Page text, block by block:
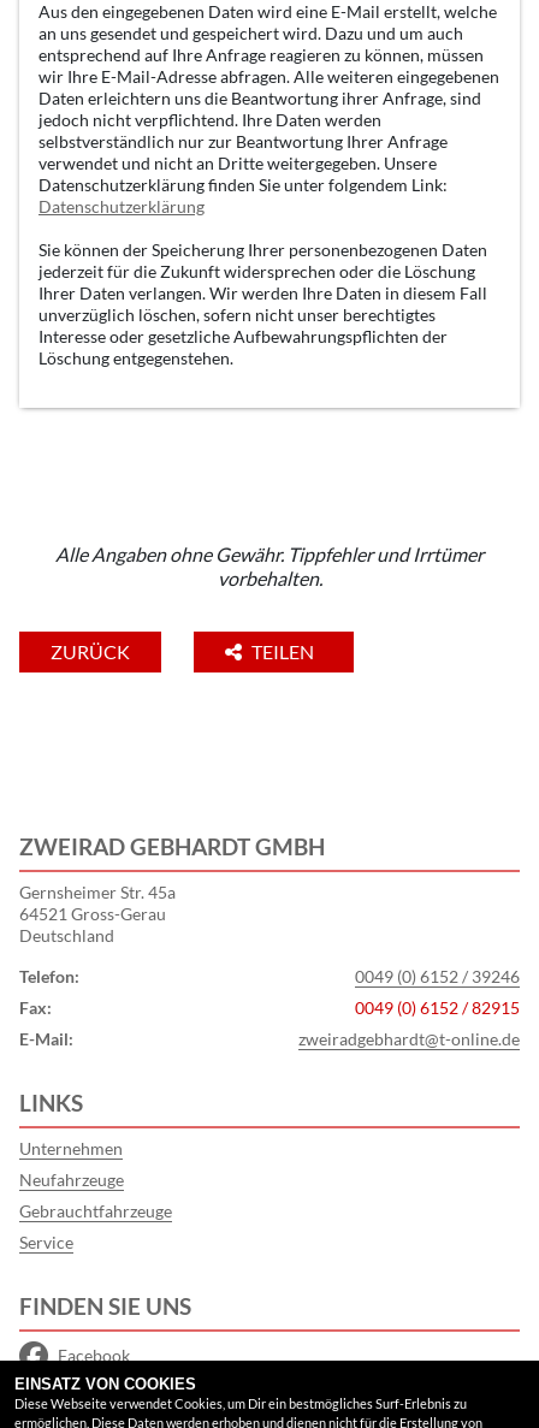
Aus den eingegebenen Daten wird eine E-Mail erstellt, welche
an uns gesendet und gespeichert wird. Dazu und um auch
entsprechend auf Ihre Anfrage reagieren zu können, müssen
wir Ihre E-Mail-Adresse abfragen. Alle weiteren eingegebenen
Daten erleichtern uns die Beantwortung ihrer Anfrage, sind
jedoch nicht verpflichtend. Ihre Daten werden
selbstverständlich nur zur Beantwortung Ihrer Anfrage
verwendet und nicht an Dritte weitergegeben. Unsere
Datenschutzerklärung finden Sie unter folgendem Link:
Datenschutzerklärung
Sie können der Speicherung Ihrer personenbezogenen Daten
jederzeit für die Zukunft widersprechen oder die Löschung
Ihrer Daten verlangen. Wir werden Ihre Daten in diesem Fall
unverzüglich löschen, sofern nicht unser berechtigtes
Interesse oder gesetzliche Aufbewahrungspflichten der
Löschung entgegenstehen.
Alle Angaben ohne Gewähr. Tippfehler und Irrtümer
vorbehalten.
ZURÜCK TEILEN
ZWEIRAD GEBHARDT GMBH
Gernsheimer Str. 45a
64521 Gross-Gerau
Deutschland
Telefon:
0049 (0) 6152 / 39246
Fax:
0049 (0) 6152 / 82915
E-Mail:
zweiradgebhardt@t-online.de
LINKS
Unternehmen
Neufahrzeuge
Gebrauchtfahrzeuge
Service
FINDEN SIE UNS
Facebook
Google Maps
EINSATZ VON COOKIES
Diese Webseite verwendet Cookies, um Dir ein bestmögliches Surf-Erlebnis zu
ermöglichen. Diese Daten werden erhoben und dienen nicht für die Erstellung von